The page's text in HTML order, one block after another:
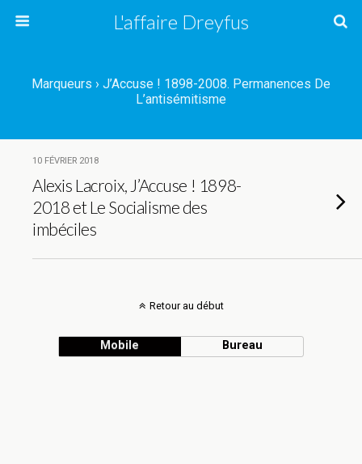
L'affaire Dreyfus
Marqueurs › J’Accuse ! 1898-2008. Permanences De
L’antisémitisme
10 FÉVRIER 2018
Alexis Lacroix, J’Accuse ! 1898-
2018 et Le Socialisme des
imbéciles
Retour au début
Mobile Bureau